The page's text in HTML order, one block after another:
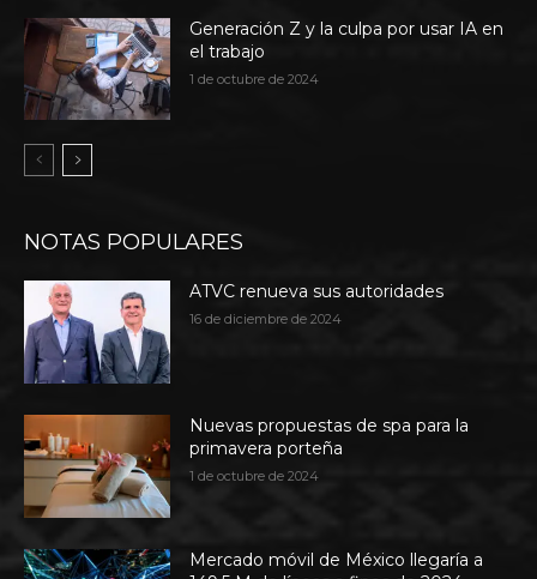
Generación Z y la culpa por usar IA en
el trabajo
1 de octubre de 2024
NOTAS POPULARES
ATVC renueva sus autoridades
16 de diciembre de 2024
Nuevas propuestas de spa para la
primavera porteña
1 de octubre de 2024
Mercado móvil de México llegaría a